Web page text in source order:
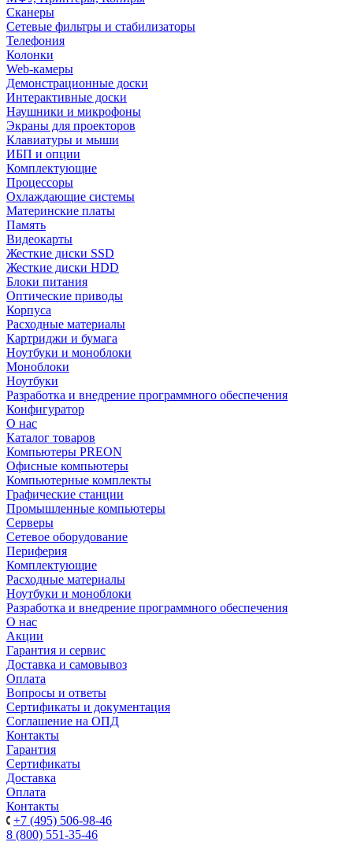
Сканеры
Сетевые фильтры и стабилизаторы
Телефония
Колонки
Web-камеры
Демонстрационные доски
Интерактивные доски
Наушники и микрофоны
Экраны для проекторов
Клавиатуры и мыши
ИБП и опции
Комплектующие
Процессоры
Охлаждающие системы
Материнские платы
Память
Видеокарты
Жесткие диски SSD
Жесткие диски HDD
Блоки питания
Оптические приводы
Корпуса
Расходные материалы
Картриджи и бумага
Ноутбуки и моноблоки
Моноблоки
Ноутбуки
Разработка и внедрение программного обеспечения
Конфигуратор
О нас
Каталог товаров
Компьютеры PREON
Офисные компьютеры
Компьютерные комплекты
Графические станции
Промышленные компьютеры
Серверы
Сетевое оборудование
Периферия
Комплектующие
Расходные материалы
Ноутбуки и моноблоки
Разработка и внедрение программного обеспечения
О нас
Акции
Гарантия и сервис
Доставка и самовывоз
Оплата
Вопросы и ответы
Сертификаты и документация
Соглашение на ОПД
Контакты
Гарантия
Сертификаты
Доставка
Оплата
Контакты
+7 (495) 506-98-46
8 (800) 551-35-46